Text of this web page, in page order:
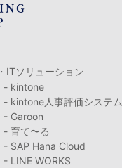
・ITソリューション
- kintone
- kintone人事評価システム
- Garoon
- 育て〜る
- SAP Hana Cloud
- LINE WORKS